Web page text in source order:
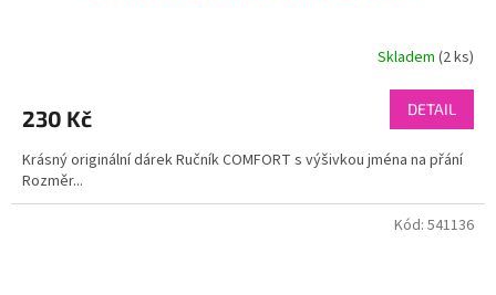
Skladem (2 ks)
230 Kč DETAIL
Krásný originální dárek Ručník COMFORT s výšivkou jména na přání
Rozměr...
Kód: 541136